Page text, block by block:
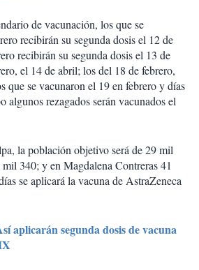
de vacunación, los que se
recibirán su segunda dosis el 12 de
recibirán su segunda dosis el 13 de
el 14 de abril; los del 18 de febrero,
que se vacunaron el 19 en febrero y días
algunos rezagados serán vacunados el
la población objetivo será de 29 mil
340; y en Magdalena Contreras 41
se aplicará la vacuna de AstraZeneca
aplicarán segunda dosis de vacuna